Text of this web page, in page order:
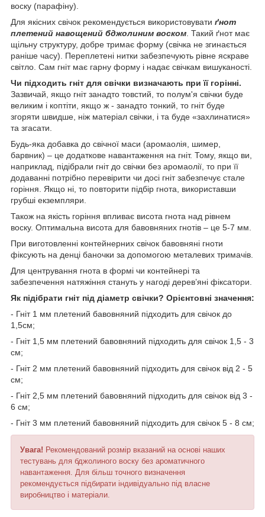
воску (парафіну).
Для якісних свічок рекомендується використовувати ґнот
плетений навощений бджолиним воском . Такий ґнот має
щільну структуру, добре тримає форму (свічка не згинається
раніше часу). Переплетені нитки забезпечують рівне яскраве
світло. Сам гніт має гарну форму і надає свічкам вишуканості.
Чи підходить гніт для свічки визначають при її горінні.
Зазвичай, якщо гніт занадто товстий, то полум'я свічки буде
великим і коптіти, якщо ж - занадто тонкий, то гніт буде
згоряти швидше, ніж матеріал свічки, і та буде «захлинатися»
та згасати.
Будь-яка добавка до свічної маси (аромаолія, шимер,
барвник) – це додаткове навантаження на гніт. Тому, якщо ви,
наприклад, підібрали гніт до свічки без аромаолії, то при її
додаванні потрібно перевірити чи досі гніт забезпечує стале
горіння. Якщо ні, то повторити підбір гнота, використавши
грубші екземпляри.
Також на якість горіння впливає висота гнота над рівнем
воску. Оптимальна висота для бавовняних гнотів – це 5-7 мм.
При виготовленні контейнерних свічок бавовняні гноти
фіксують на денці баночки за допомогою металевих тримачів.
Для центрування гнота в формі чи контейнері та
забезпечення натяжіння стануть у нагоді дерев’яні фіксатори.
Як підібрати гніт під діаметр свічки? Орієнтовні значення:
- Гніт 1 мм плетений бавовняний підходить для свічок до
1,5см;
- Гніт 1,5 мм плетений бавовняний підходить для свічок 1,5 - 3
см;
- Гніт 2 мм плетений бавовняний підходить для свічок від 2 - 5
см;
- Гніт 2,5 мм плетений бавовняний підходить для свічок від 3 -
6 см;
- Гніт 3 мм плетений бавовняний підходить для свічок 5 - 8 см;
Увага! Рекомендований розмір вказаний на основі наших
тестувань для бджолиного воску без ароматичного
навантаження. Для більш точного визначення
рекомендується підбирати індивідуально під власне
виробництво і матеріали.